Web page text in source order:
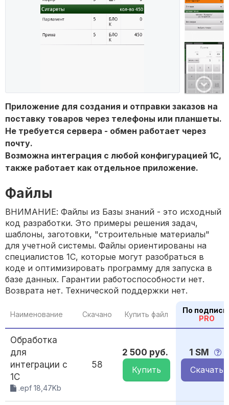
Приложение для создания и отправки заказов на
поставку товаров через телефоны или планшеты.
Не требуется сервера - обмен работает через
почту.
Возможна интеграция с любой конфигурацией 1С,
также работает как отдельное приложение.
Файлы
ВНИМАНИЕ: Файлы из Базы знаний - это исходный
код разработки. Это примеры решения задач,
шаблоны, заготовки, "строительные материалы"
для учетной системы. Файлы ориентированы на
специалистов 1С, которые могут разобраться в
коде и оптимизировать программу для запуска в
базе данных. Гарантии работоспособности нет.
Возврата нет. Технической поддержки нет.
Наименование Скачано Купить файл
По
PRO
Обработка
для
интеграции с
1С
.epf 18,47Kb
58
2 500 руб.
Купить
1 SM
Скачать